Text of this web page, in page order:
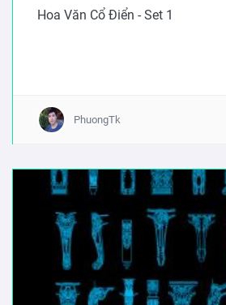
Hoa Văn Cổ Điển - Set 1
PhuongTk